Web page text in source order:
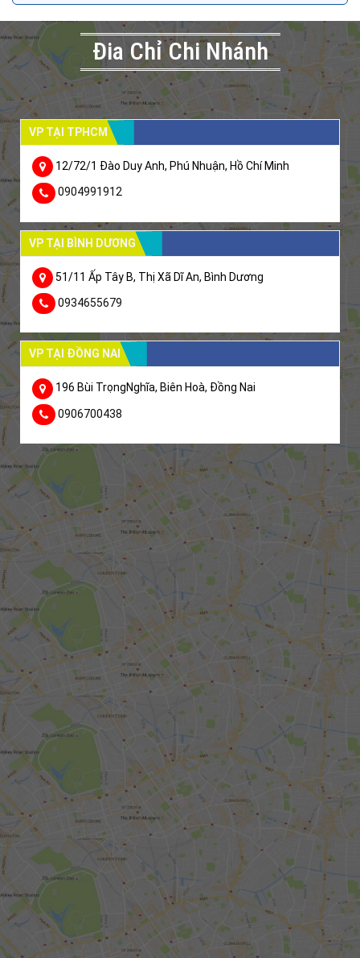
Đia Chỉ Chi Nhánh
VP TẠI TPHCM
12/72/1 Đào Duy Anh, Phú Nhuận, Hồ Chí Minh
0904991912
VP TẠI BÌNH DƯƠNG
51/11 Ấp Tây B, Thị Xã Dĩ An, Bình Dương
0934655679
VP TẠI ĐỒNG NAI
196 Bùi TrọngNghĩa, Biên Hoà, Đồng Nai
0906700438